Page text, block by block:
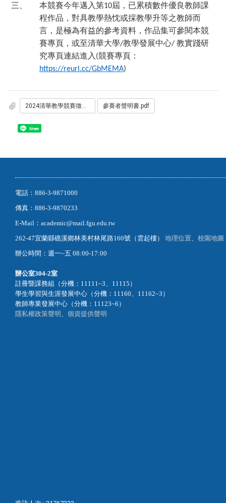
三、
本競賽今年邁入第10屆，已累積數件優良教師課
程作品，對具教學熱忱或採教學升等之教師而
言，是極為有益的參考資料，作品集可參閱本競
賽專頁，或至清華大學/教學發展中心/ 教實踐研
究專頁連結進入 (競賽專頁：
https://reurl.cc/GbMEMA)
2024清華教學競賽徵件公告.pdf 參賽者聲明書.pdf
Share
電話：886-3-9871000
傳真：886-3-9870233
E-Mail：academic@mail.fgu.edu.tw
262-47宜蘭縣礁溪鄉林美村林尾路160號（雲起樓） 地理位置、 校園地圖
辦公時間：週一~五 08:00-17:00
辦公室304-2室
註冊暨課務組（分機：11111~3、11115）
學生學習與生涯發展中心（分機：11160、11162~3）
教師專業發展中心（分機：11123~6）
隱私權政策聲明 、 個資提供聲明